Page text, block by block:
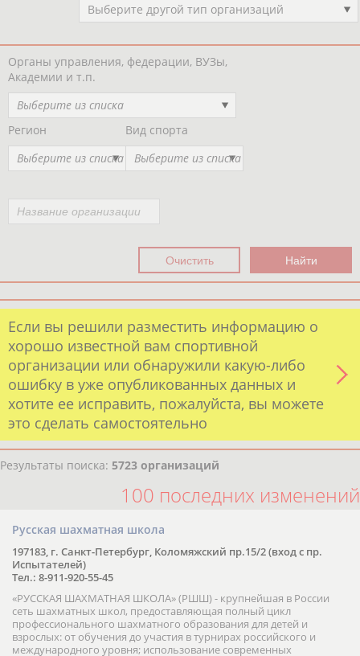
Выберите другой тип организаций
Органы управления, федерации, ВУЗы,
Академии и т.п.
Выберите из списка
Регион
Выберите из списка
Вид спорта
Выберите из списка
Если вы решили разместить информацию о
хорошо известной вам спортивной
организации или обнаружили какую-либо
ошибку в уже опубликованных данных и
хотите ее исправить, пожалуйста, вы можете
это сделать самостоятельно
Результаты поиска: 5723 организаций
100 последних изменений
Русская шахматная школа
197183, г. Санкт-Петербург, Коломяжский пр.15/2 (вход с пр.
Испытателей)
Тел.: 8-911-920-55-45
«РУССКАЯ ШАХМАТНАЯ ШКОЛА» (РШШ) - крупнейшая в России
сеть шахматных школ, предоставляющая полный цикл
профессионального шахматного образования для детей и
взрослых: от обучения до участия в турнирах российского и
международного уровня; использование современных